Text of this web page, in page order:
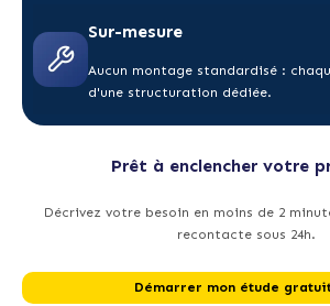
Sur-mesure
Aucun montage standardisé :
d'une structuration dédiée.
Prêt à enclencher votre
Décrivez votre besoin en moins de 2
recontacte sous 24h.
Démarrer mon étude